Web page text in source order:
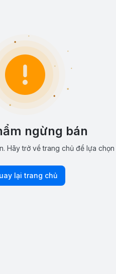
ngừng bán
Hãy trở về trang chủ để lựa chọn
lại trang chủ